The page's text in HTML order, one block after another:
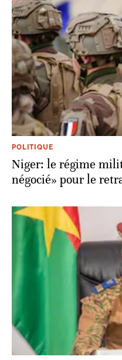
POLITIQUE
Niger: le régime
négocié» pour le